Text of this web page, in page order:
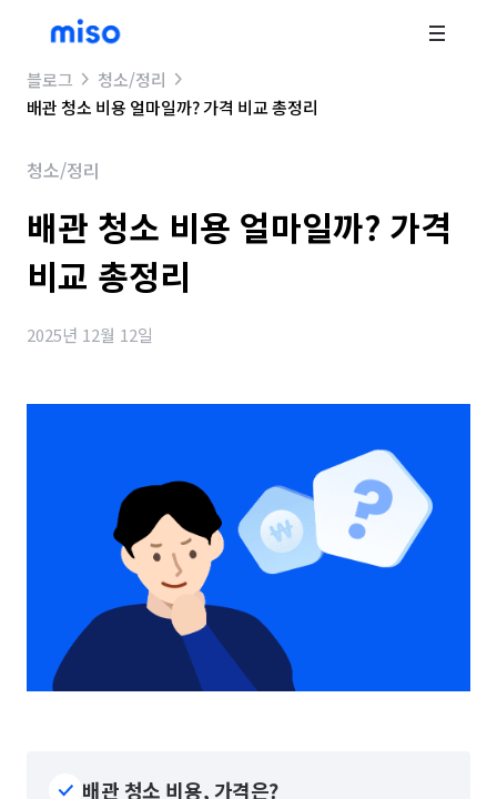
블로그
청소/정리
배관 청소 비용 얼마일까? 가격 비교 총정리
청소/정리
배관 청소 비용 얼마일까? 가격
비교 총정리
2025년 12월 12일
배관 청소 비용, 가격은?